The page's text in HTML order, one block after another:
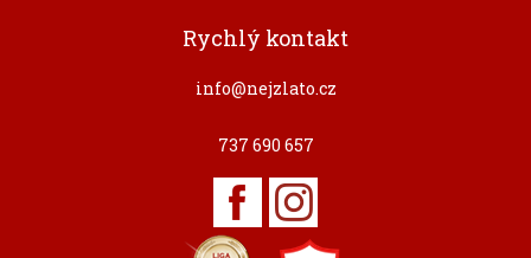
Rychlý kontakt
info@nejzlato.cz
737 690 657